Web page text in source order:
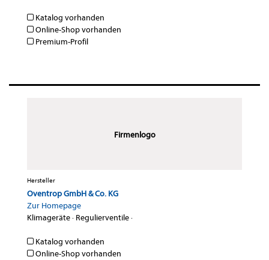
Katalog vorhanden
Online-Shop vorhanden
Premium-Profil
Firmenlogo
Hersteller
Oventrop GmbH & Co. KG
Zur Homepage
Klimageräte· Regulierventile·
Katalog vorhanden
Online-Shop vorhanden